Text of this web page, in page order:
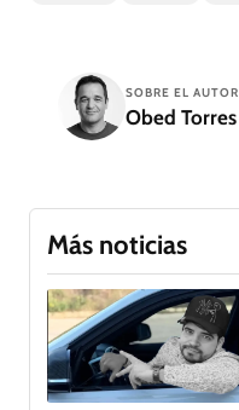
SOBRE EL AUTOR
Obed Torres
Más noticias